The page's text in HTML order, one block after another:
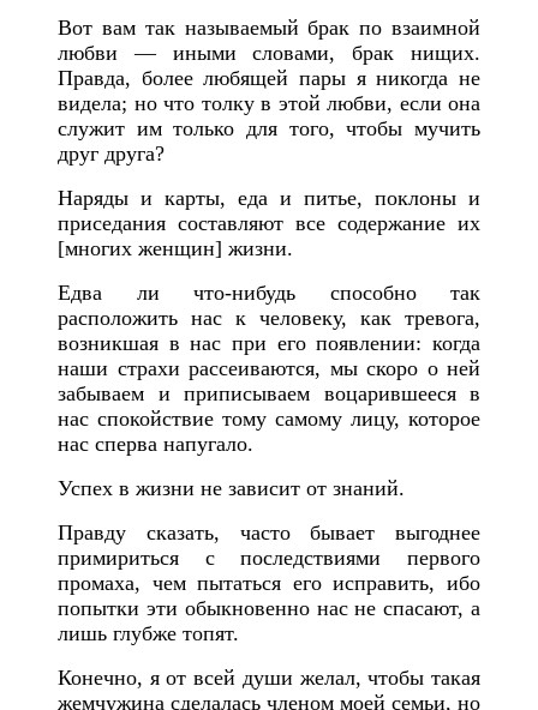
Вот вам так называемый брак по взаимной
любви — иными словами, брак нищих.
Правда, более любящей пары я никогда не
видела; но что толку в этой любви, если она
служит им только для того, чтобы мучить
друг друга?
Наряды и карты, еда и питье, поклоны и
приседания составляют все содержание их
[многих женщин] жизни.
Едва ли что-нибудь способно так
расположить нас к человеку, как тревога,
возникшая внас при его появлении: когда
наши страхи рассеиваются, мы скоро о ней
забываем и приписываем воцарившееся в
нас спокойствие тому самому лицу, которое
нас сперва напугало.
Успех в жизни не зависит от знаний.
Правду сказать, часто бывает выгоднее
примириться с последствиями первого
промаха, чем пытаться его исправить, ибо
попытки эти обыкновенно нас не спасают, а
лишь глубже топят.
Конечно, я от всей души желал, чтобы такая
жемчужина сделалась членом моей семьи, но